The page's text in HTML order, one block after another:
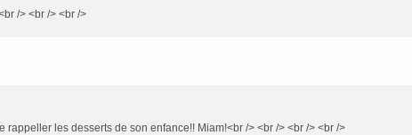
/> <br /> <br />
rappeller les desserts de son enfance!! Miam!<br /> <br /> <br /> <br />